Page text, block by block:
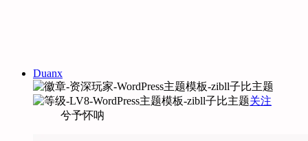
Duanx
关注
兮予怀呐